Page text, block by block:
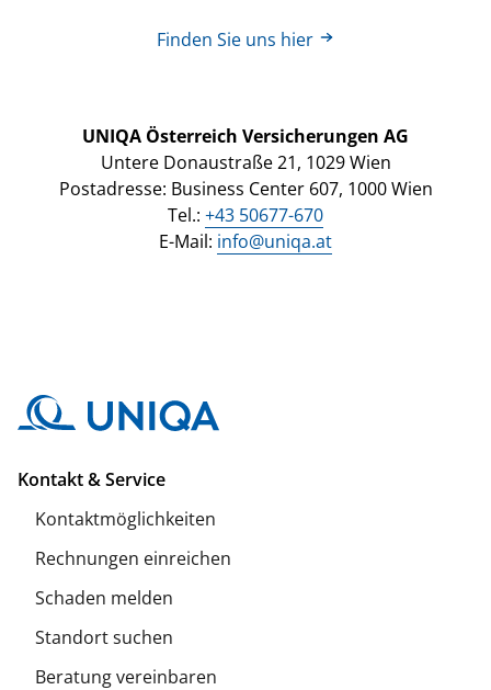
Finden Sie uns hier
UNIQA Österreich Versicherungen AG
Untere Donaustraße 21, 1029 Wien
Postadresse: Business Center 607, 1000 Wien
Tel.: +43 50677-670
E-Mail: info@uniqa.at
Kontakt & Service
Kontaktmöglichkeiten
Rechnungen einreichen
Schaden melden
Standort suchen
Beratung vereinbaren